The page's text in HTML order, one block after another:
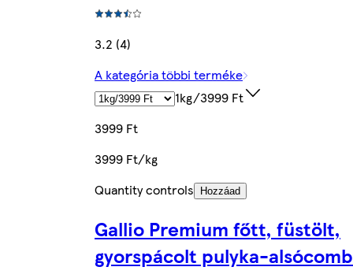
3.2 (4)
A kategória többi terméke
1kg/3999 Ft
3999 Ft
3999 Ft/kg
Quantity controls
Hozzáad
Gallio Premium főtt, füstölt,
gyorspácolt pulyka-alsócomb